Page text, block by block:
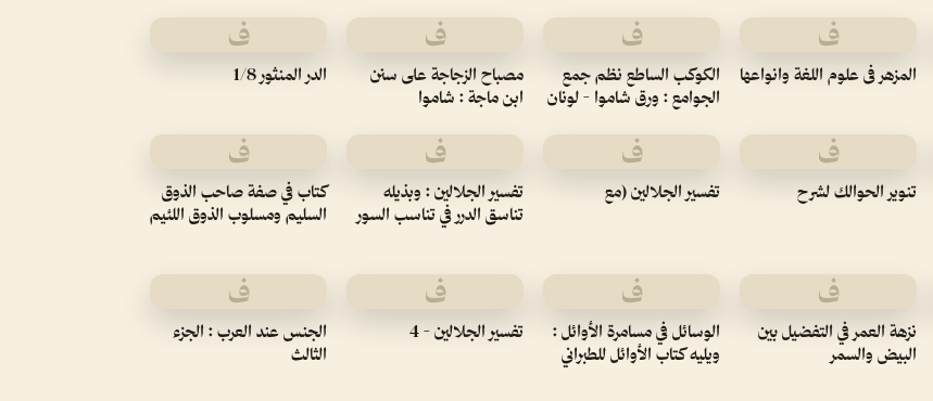
ف
المزهر فى علوم اللغة وانواعها
ف
الكوكب الساطع نظم جمع
الجوامع : ورق شاموا - لونان
ف
مصباح الزجاجة على سنن
ابن ماجة : شاموا
ف
الدر المنثور 1/8
ف
تنوير الحوالك لشرح
ف
تفسير الجلالين (مع
ف
تفسير الجلالين : وبذيله
تناسق الدرر في تناسب السور
ف
كتاب في صفة صاحب الذوق
السليم ومسلوب الذوق اللئيم
ف
نزهة العمر في التفضيل بين
البيض والسمر
ف
الوسائل في مسامرة الأوائل :
ويليه كتاب الأوائل للطبراني
ف
تفسير الجلالين - 4
ف
الجنس عند العرب : الجزء
الثالث